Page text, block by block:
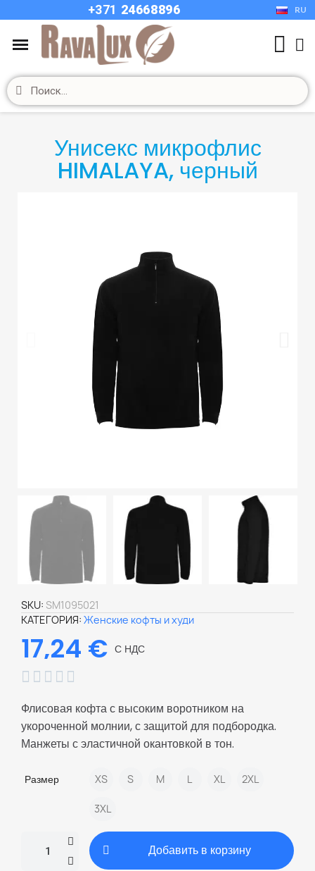
+371 24668896 RU
Унисекс микрофлис
HIMALAYA, черный
SKU SM1095021
КАТЕГОРИЯ Женские кофты и худи
17,24 € С НДС
    
Флисовая кофта с высоким воротником на
укороченной молнии, с защитой для подбородка.
Манжеты с эластичной окантовкой в тон.
Размер XS S M L XL 2XL
3XL
Добавить в корзину